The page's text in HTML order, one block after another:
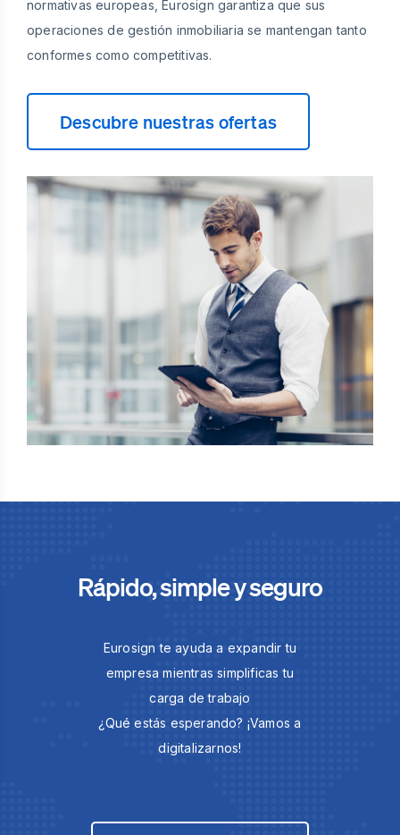
normativas europeas, Eurosign garantiza que sus
operaciones de gestión inmobiliaria se mantengan tanto
conformes como competitivas.
Descubre nuestras ofertas
Rápido, simple y seguro
Eurosign te ayuda a expandir tu
empresa mientras simplificas tu
carga de trabajo
¿Qué estás esperando? ¡Vamos a
digitalizarnos!